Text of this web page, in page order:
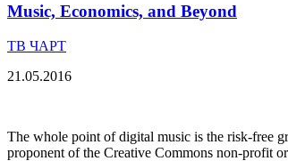
Music, Economics, and Beyond
ТВ ЧАРТ
21.05.2016
The whole point of digital music is the risk-free
proponent of the Creative Commons non-profit